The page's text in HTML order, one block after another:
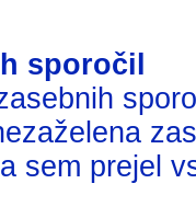
sporočil
sem prejel